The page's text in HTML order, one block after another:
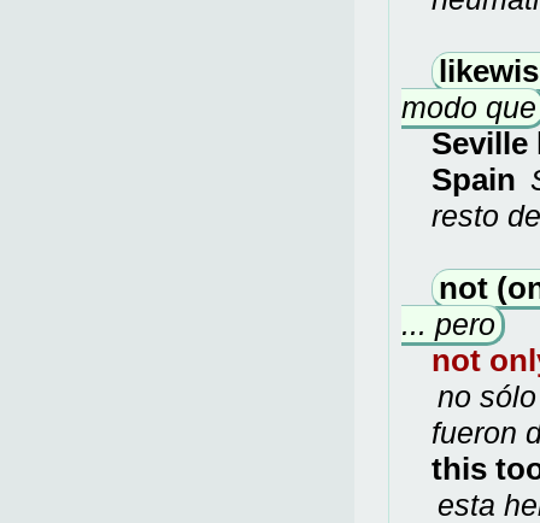
modo que
Spain
resto
not
... pero
not
no
fueron
this
esta